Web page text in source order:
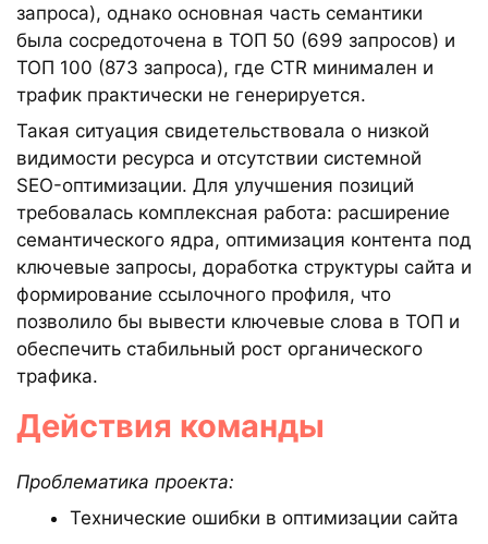
запроса), однако основная часть семантики
была сосредоточена в ТОП 50 (699 запросов) и
ТОП 100 (873 запроса), где CTR минимален и
трафик практически не генерируется.
Такая ситуация свидетельствовала о низкой
видимости ресурса и отсутствии системной
SEO-оптимизации. Для улучшения позиций
требовалась комплексная работа: расширение
семантического ядра, оптимизация контента под
ключевые запросы, доработка структуры сайта и
формирование ссылочного профиля, что
позволило бы вывести ключевые слова в ТОП и
обеспечить стабильный рост органического
трафика.
Действия команды
Проблематика проекта:
Технические ошибки в оптимизации сайта